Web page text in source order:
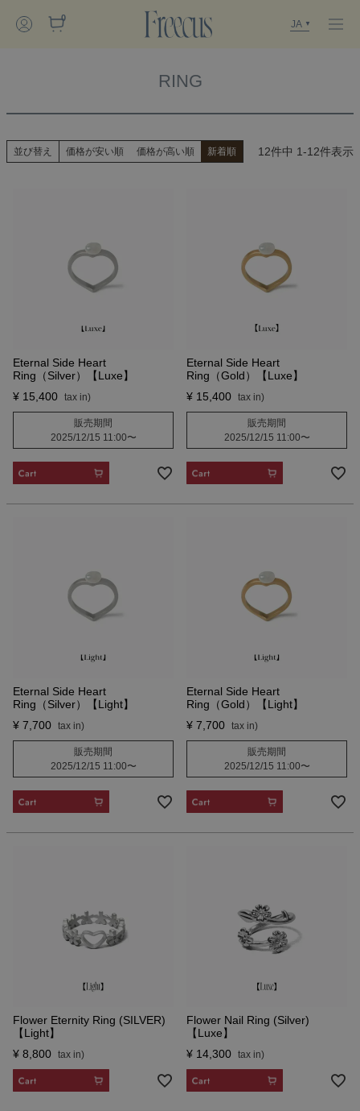
0
JA
RING
並び替え 価格が安い順 価格が高い順 新着順 12件中 1-12件表示
Eternal Side Heart
Ring（Silver）【Luxe】
¥ 15,400
販売期間
2025/12/15 11:00〜
Eternal Side Heart
Ring（Gold）【Luxe】
¥ 15,400
販売期間
2025/12/15 11:00〜
Eternal Side Heart
Ring（Silver）【Light】
¥ 7,700
販売期間
2025/12/15 11:00〜
Eternal Side Heart
Ring（Gold）【Light】
¥ 7,700
販売期間
2025/12/15 11:00〜
Flower Eternity Ring (SILVER)
【Light】
¥ 8,800
Flower Nail Ring (Silver)
【Luxe】
¥ 14,300